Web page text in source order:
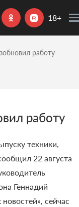
18+
работу
работу
техники,
22 августа
Геннадий
» , сейчас